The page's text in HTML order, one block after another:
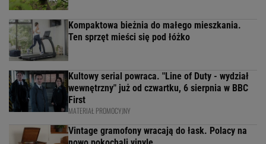
Kompaktowa bieżnia do małego mieszkania.
Ten sprzęt mieści się pod łóżko
Kultowy serial powraca. "Line of Duty - wydział
wewnętrzny" już od czwartku, 6 sierpnia w BBC
First
MATERIAŁ PROMOCYJNY
Vintage gramofony wracają do łask. Polacy na